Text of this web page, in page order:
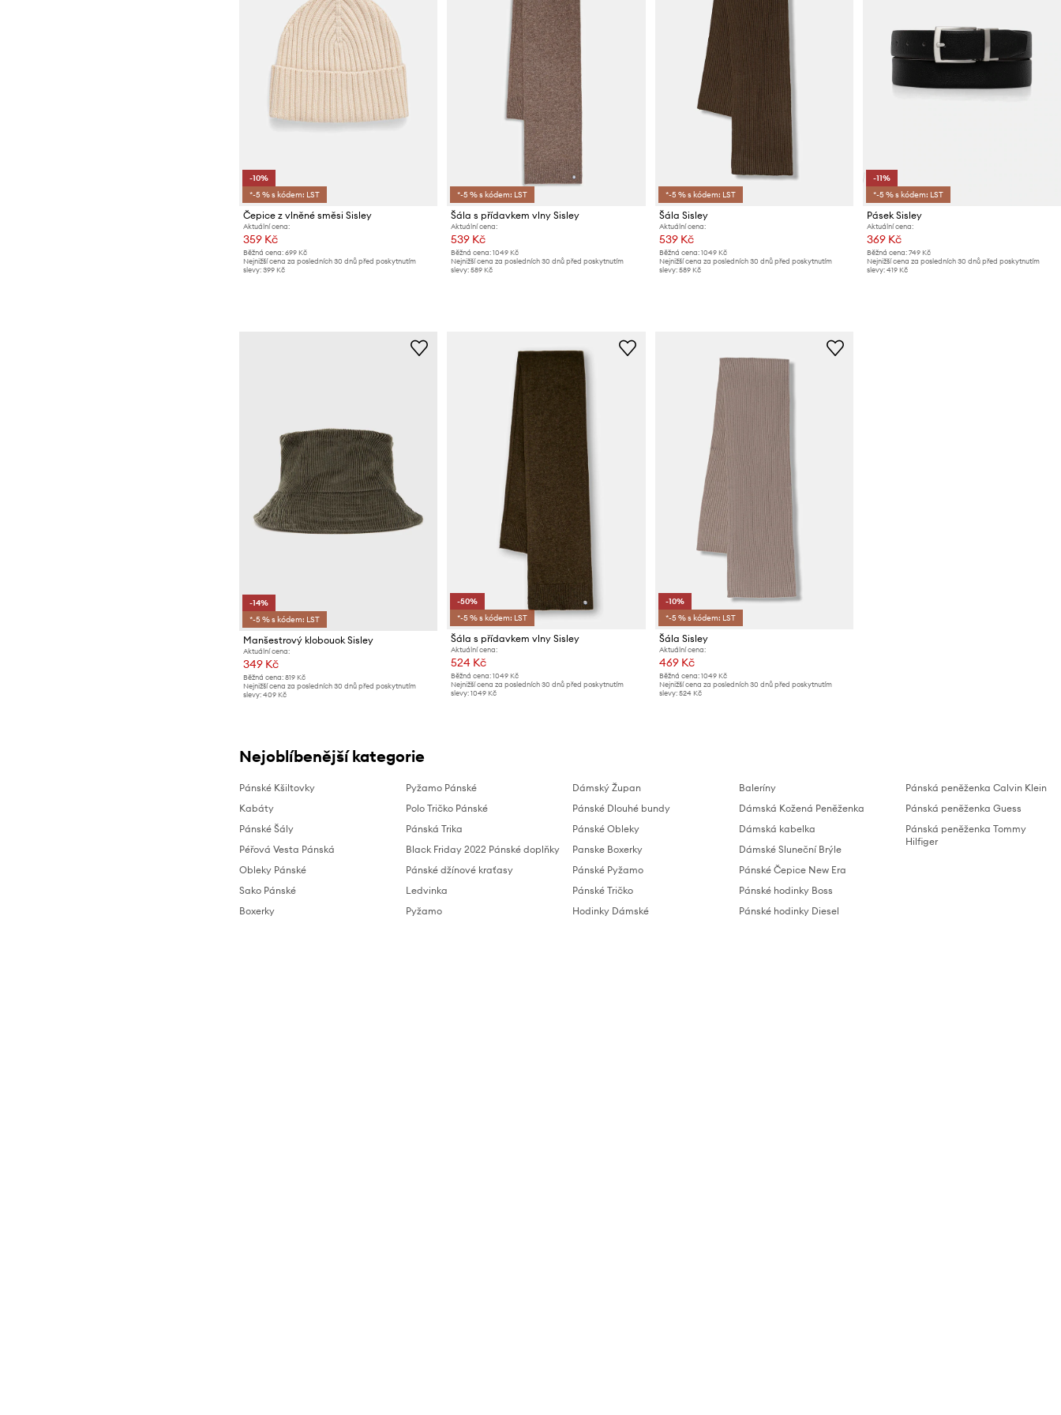
-10%
*-5 % s kódem: LST
Čepice z vlněné směsi Sisley
Aktuální cena:
359 Kč
Běžná cena: 699 Kč
Nejnižší cena za posledních 30 dnů před poskytnutím
slevy: 399 Kč
*-5 % s kódem: LST
Šála s přídavkem vlny Sisley
Aktuální cena:
539 Kč
Běžná cena: 1049 Kč
Nejnižší cena za posledních 30 dnů před poskytnutím
slevy: 589 Kč
*-5 % s kódem: LST
Šála Sisley
Aktuální cena:
539 Kč
Běžná cena: 1049 Kč
Nejnižší cena za posledních 30 dnů před poskytnutím
slevy: 589 Kč
-11%
*-5 % s kódem: LST
Pásek Sisley
Aktuální cena:
369 Kč
Běžná cena: 749 Kč
Nejnižší cena za posledních 30 dnů před poskytnutím
slevy: 419 Kč
-14%
*-5 % s kódem: LST
Manšestrový klobouok Sisley
Aktuální cena:
349 Kč
Běžná cena: 819 Kč
Nejnižší cena za posledních 30 dnů před poskytnutím
slevy: 409 Kč
-50%
*-5 % s kódem: LST
Šála s přídavkem vlny Sisley
Aktuální cena:
524 Kč
Běžná cena: 1049 Kč
Nejnižší cena za posledních 30 dnů před poskytnutím
slevy: 1049 Kč
-10%
*-5 % s kódem: LST
Šála Sisley
Aktuální cena:
469 Kč
Běžná cena: 1049 Kč
Nejnižší cena za posledních 30 dnů před poskytnutím
slevy: 524 Kč
Nejoblíbenější kategorie
Pánské Kšiltovky
Kabáty
Pánské Šály
Péřová Vesta Pánská
Obleky Pánské
Sako Pánské
Boxerky
Pyžamo Pánské
Polo Tričko Pánské
Pánská Trika
Black Friday 2022 Pánské doplňky
Pánské džínové kraťasy
Ledvinka
Pyžamo
Dámský Župan
Pánské Dlouhé bundy
Pánské Obleky
Panske Boxerky
Pánské Pyžamo
Pánské Tričko
Hodinky Dámské
Baleríny
Dámská Kožená Peněženka
Dámská kabelka
Dámské Sluneční Brýle
Pánské Čepice New Era
Pánské hodinky Boss
Pánské hodinky Diesel
Pánská peněženka Calvin Klein
Pánská peněženka Guess
Pánská peněženka Tommy
Hilfiger